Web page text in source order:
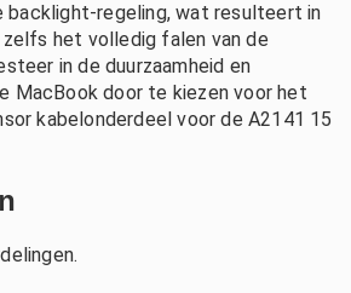
regeling, wat resulteert in
het volledig falen van de
in de duurzaamheid en
MacBook door te kiezen voor het
kabelonderdeel voor de A2141 15